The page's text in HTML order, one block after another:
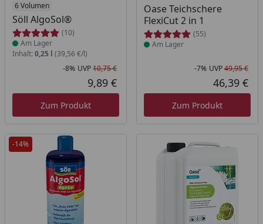
6 Volumen
Söll AlgoSol®
(10)
Produkt am Lager
Am Lager
Inhalt: 0,25 l (39,56 €/l)
Rabatt in Prozent
-8%
Ursprünglicher Preis
UVP10,75 €
Aktueller Preis
9,89 €
Zum Produkt
Oase Teichschere
FlexiCut 2 in 1
(55)
Produkt am Lager
Am Lager
-7% UVP49,95 €
46,39 €
Zum Produkt
-14%